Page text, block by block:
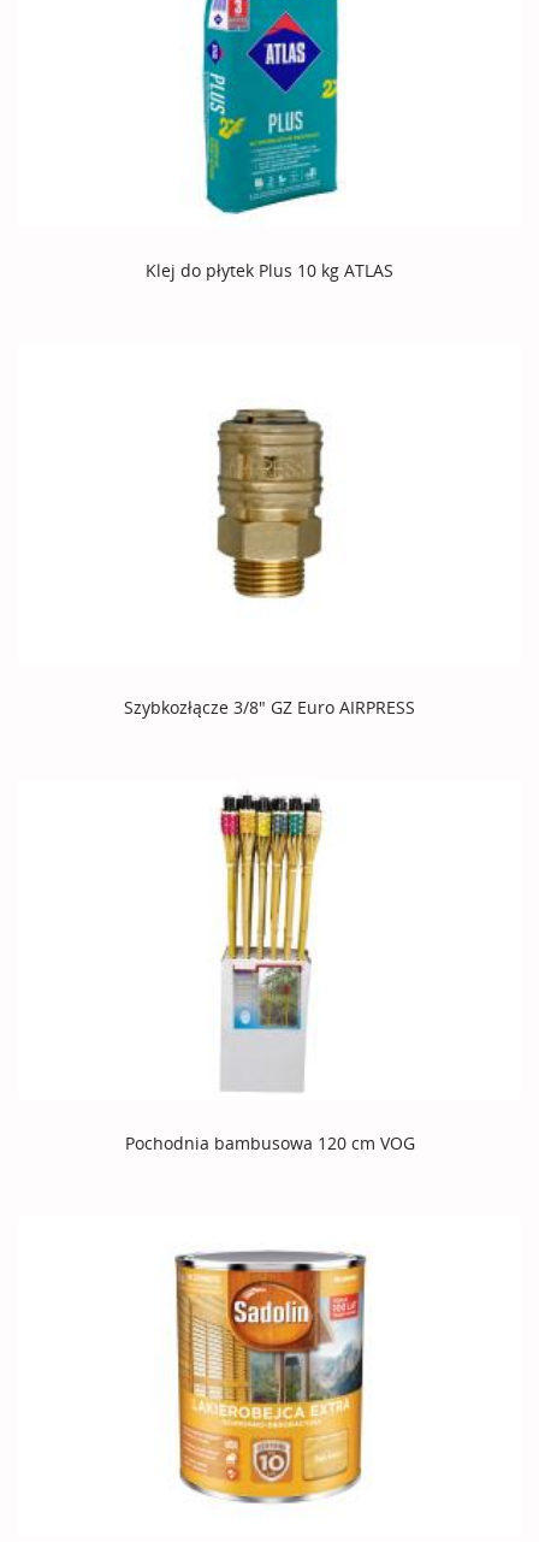
Klej do płytek Plus 10 kg ATLAS
Szybkozłącze 3/8" GZ Euro AIRPRESS
Pochodnia bambusowa 120 cm VOG